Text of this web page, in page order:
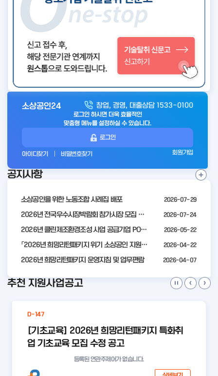
아
전
소상공인24 창업, 경영, 대출상담 1533-0100
로그인 하시면 더욱 효율적인
맞춤형 메뉴를 설정하실 수 있습니다.
로그인
아이디찾기 비밀번호찾기 회원가입
공지사항
소상공인을 위한 노동조합 사례집 배포 2026-07-29
2026년 전국우수시장박람회 참가시장 모집 공고 2026-07-24
2026년 클린제조환경조성 사업 공급기업 POOL 안내 2026-05-22
「2026년 희망리턴패키지 위기 소상공인 지원」모집 통합 2차 수정 공고 2026-04-22
2026년 희망리턴패키지 운영지침 및 업무편람 2026-04-07
공
추천 지원사업공고
D-147
[기초교육] 2026년 희망리턴패키지 특화취
업 기초교육 모집 수정 공고
등록된 연관주제어가 없습니다.